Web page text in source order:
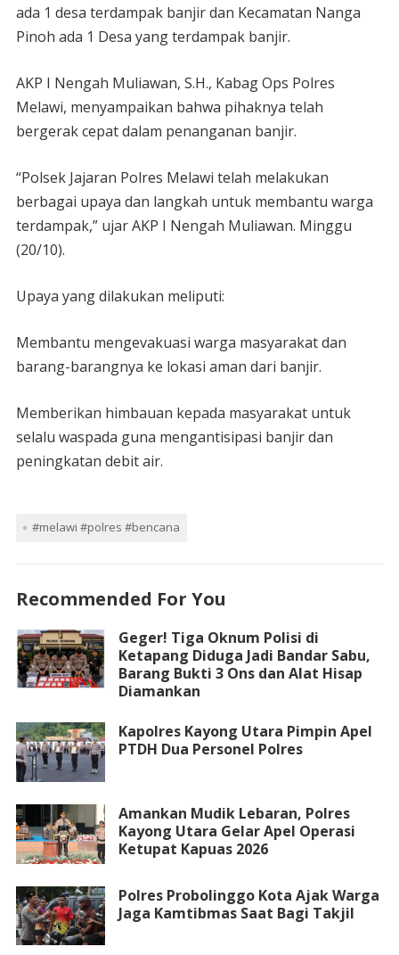
ada 1 desa terdampak banjir dan Kecamatan Nanga
Pinoh ada 1 Desa yang terdampak banjir.
AKP I Nengah Muliawan, S.H., Kabag Ops Polres
Melawi, menyampaikan bahwa pihaknya telah
bergerak cepat dalam penanganan banjir.
“Polsek Jajaran Polres Melawi telah melakukan
berbagai upaya dan langkah untuk membantu warga
terdampak,” ujar AKP I Nengah Muliawan. Minggu
(20/10).
Upaya yang dilakukan meliputi:
Membantu mengevakuasi warga masyarakat dan
barang-barangnya ke lokasi aman dari banjir.
Memberikan himbauan kepada masyarakat untuk
selalu waspada guna mengantisipasi banjir dan
peningkatan debit air.
#melawi #polres #bencana
Recommended For You
Geger! Tiga Oknum Polisi di
Ketapang Diduga Jadi Bandar Sabu,
Barang Bukti 3 Ons dan Alat Hisap
Diamankan
Kapolres Kayong Utara Pimpin Apel
PTDH Dua Personel Polres
Amankan Mudik Lebaran, Polres
Kayong Utara Gelar Apel Operasi
Ketupat Kapuas 2026
Polres Probolinggo Kota Ajak Warga
Jaga Kamtibmas Saat Bagi Takjil